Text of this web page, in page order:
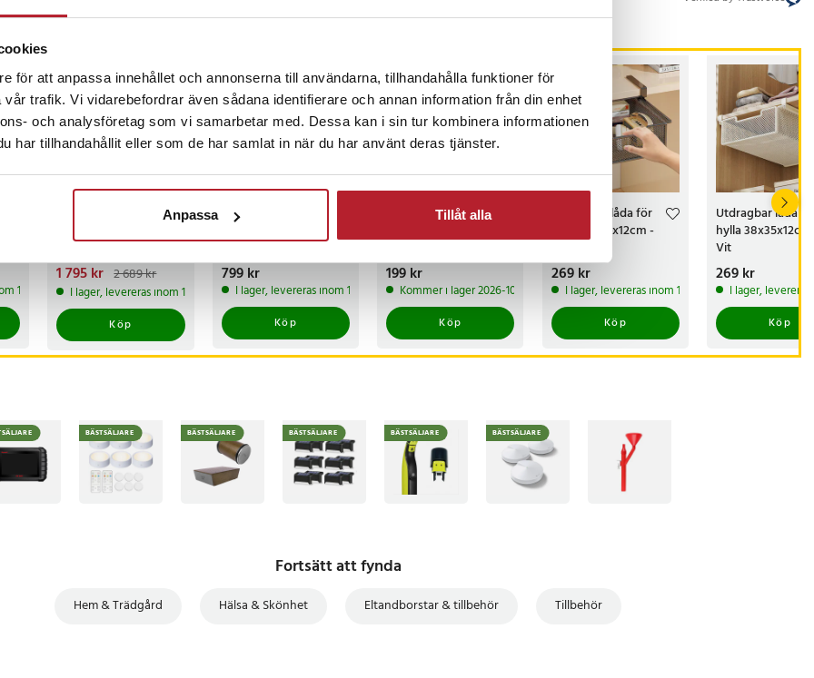
för att anpassa innehållet och annonserna till användarna, tillhandahålla funktioner för
trafik. Vi vidarebefordrar även sådana identifierare och annan information från din enhet
och analysföretag som vi samarbetar med. Dessa kan i sin tur kombinera informationen
har tillhandahållit eller som de har samlat in när du har använt deras tjänster.
Anpassa Tillåt alla
1-2 vardagar
-33%
BÄSTSÄLJARE
320x118x120cm
Nuvarande pris:
1 795 krTidigare pris:
2 689 kr
1 795 kr 2 689 kr
I lager, levereras inom 1-2 vardagar
Köp
Ugreen PB205
25000mAh 145W QC
PD - Grå
Pris:799 kr
799 kr
I lager, levereras inom 1-2 vardagar
Köp
UV ficklampa 100
Jakt & Fläckdetektering
Pris :199 kr
199 kr
Kommer i lager 2026-10-30
Köp
Utdragbar låda för
hylla 38x35x12cm -
Pris: 269 kr
269 kr
I lager, levereras inom 1-2 vardagar
Köp
Utdragbar låda
hylla
Vit
Pris:269 kr
269 kr
I lager,
Köp
BÄSTSÄLJARE BÄSTSÄLJARE BÄSTSÄLJARE BÄSTSÄLJARE BÄSTSÄLJARE
Fortsätt att fynda
Hem & Trädgård Hälsa & Skönhet Eltandborstar & tillbehör Tillbehör